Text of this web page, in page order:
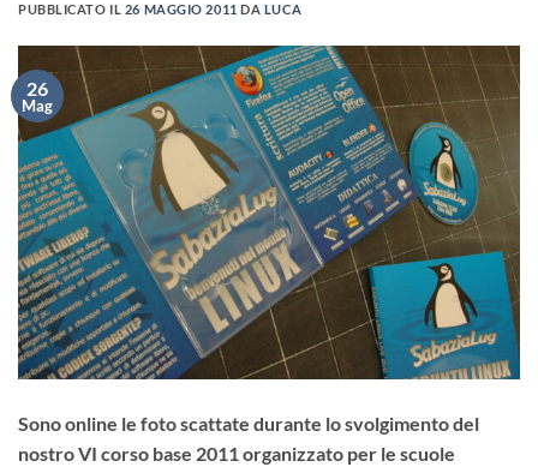
PUBBLICATO IL 26 MAGGIO 2011 DA LUCA
26
Mag
Sono online le foto scattate durante lo svolgimento del
nostro VI corso base 2011 organizzato per le scuole